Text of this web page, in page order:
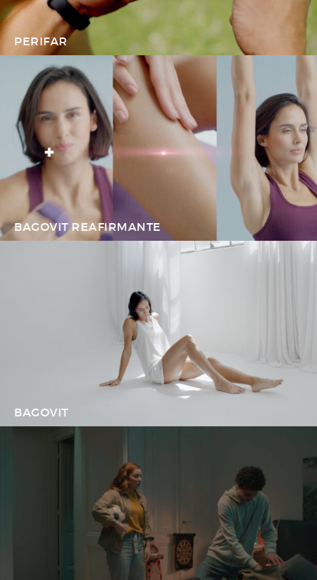
PERIFAR
BAGOVIT REAFIRMANTE
BAGOVIT